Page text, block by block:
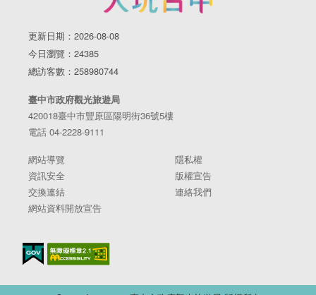
更新日期：2026-08-08
今日瀏覽：24385
總訪客數：258980744
臺中市政府觀光旅遊局
420018臺中市豐原區陽明街36號5樓
電話 04-2228-9111
網站導覽
隱私權
資訊安全
版權宣告
交換連結
連絡我們
網站資料開放宣告